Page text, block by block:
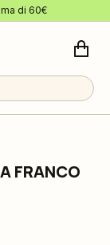
di 60€
FRANCO